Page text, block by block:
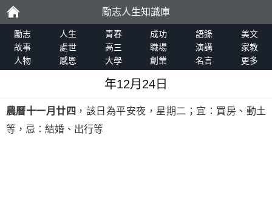
勵
志
勵志人生知識庫
勵志 人生 青春 成功 語錄
美文
故事
處世 高三 職場 演講
家教
人物
感恩 大學 創業 名言 更多
年12月24日
農曆十一月廿四 ，該日為平安夜，星期二；宜：買房、動土
等，忌：結婚、出行等